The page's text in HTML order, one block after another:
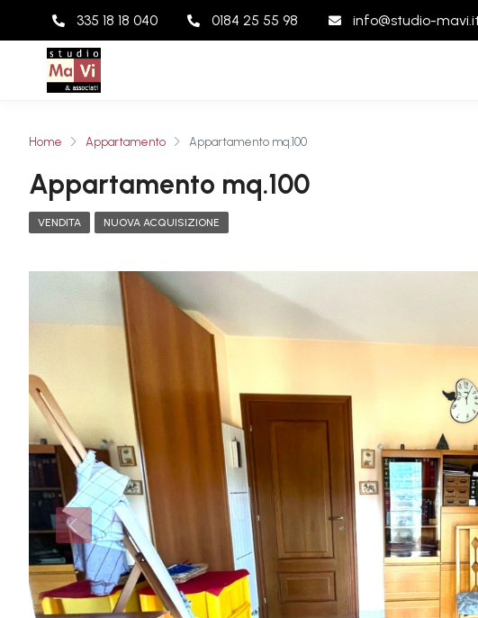
335 18 18 040 0184 25 55 98 info@studio-mavi.it
Home Appartamento Appartamento mq.100
Appartamento mq.100
VENDITA NUOVA ACQUISIZIONE